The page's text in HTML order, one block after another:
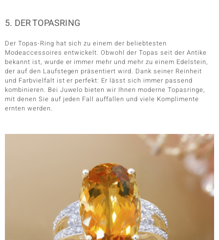
5. DER TOPASRING
Der Topas-Ring hat sich zu einem der beliebtesten
Modeaccessoires entwickelt. Obwohl der Topas seit der Antike
bekannt ist, wurde er immer mehr und mehr zu einem Edelstein,
der auf den Laufstegen präsentiert wird. Dank seiner Reinheit
und Farbvielfalt ist er perfekt: Er lässt sich immer passend
kombinieren. Bei Juwelo bieten wir Ihnen moderne Topasringe,
mit denen Sie auf jeden Fall auffallen und viele Komplimente
ernten werden.